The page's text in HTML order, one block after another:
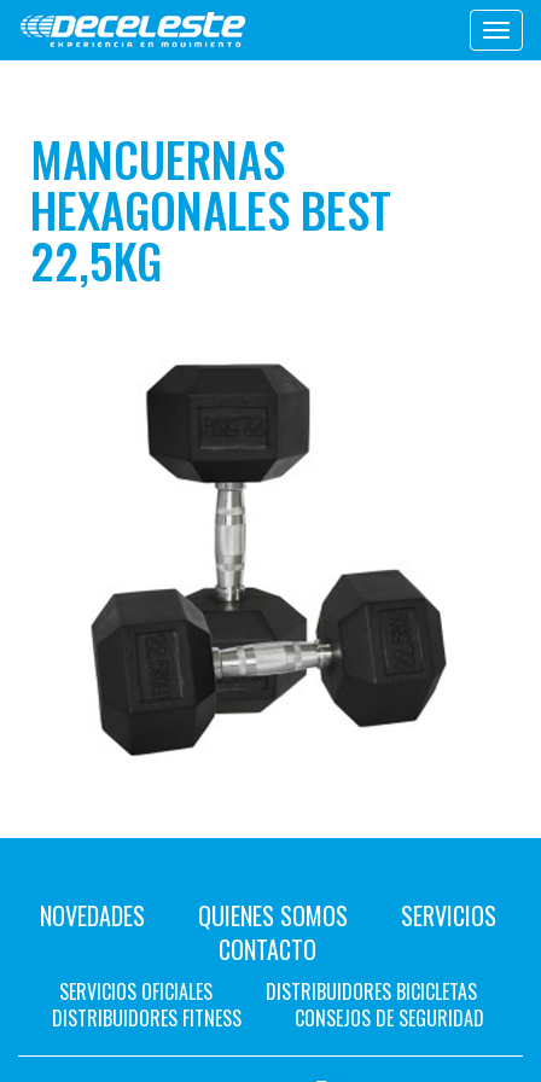
MANCUERNAS
HEXAGONALES BEST
22,5KG
NOVEDADES QUIENES SOMOS
SERVICIOS
CONTACTO
SERVICIOS OFICIALES
DISTRIBUIDORES BICICLETAS
DISTRIBUIDORES FITNESS
CONSEJOS DE SEGURIDAD